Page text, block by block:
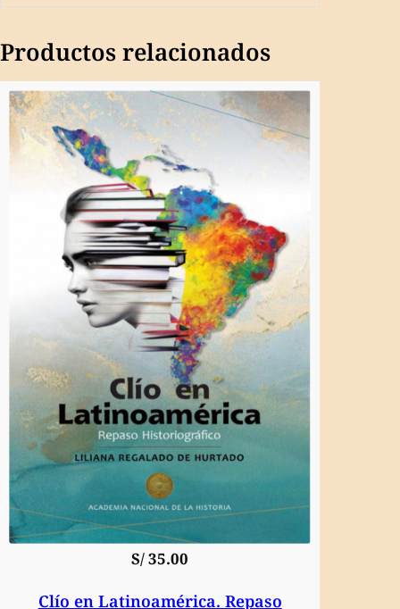
Productos relacionados
S/35.00
Clío en Latinoamérica. Repaso